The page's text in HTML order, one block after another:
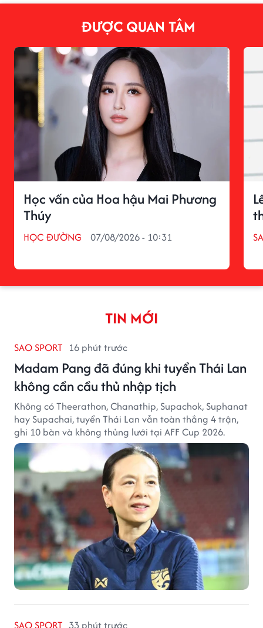
ĐƯỢC QUAN TÂM
Học vấn của Hoa hậu Mai Phương
Thúy
HỌC ĐƯỜNG 07/08/2026 - 10:31
TIN MỚI
SAO SPORT 16 phút trước
Madam Pang đã đúng khi tuyển Thái Lan
không cần cầu thủ nhập tịch
Không có Theerathon, Chanathip, Supachok, Suphanat
hay Supachai, tuyển Thái Lan vẫn toàn thắng 4 trận,
ghi 10 bàn và không thủng lưới tại AFF Cup 2026.